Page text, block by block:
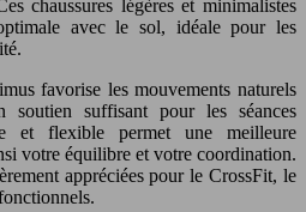
chaussures légères et minimalistes
avec le sol, idéale pour les
favorise les mouvements naturels
suffisant pour les séances
et flexible permet une meilleure
votre équilibre et votre coordination.
appréciées pour le CrossFit, le